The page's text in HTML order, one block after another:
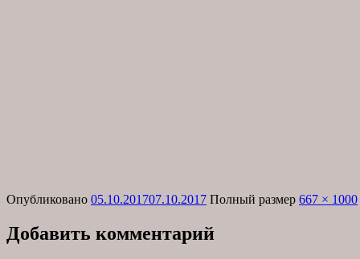
Опубликовано 05.10.201707.10.2017 Полный размер 667 × 1000
Добавить комментарий